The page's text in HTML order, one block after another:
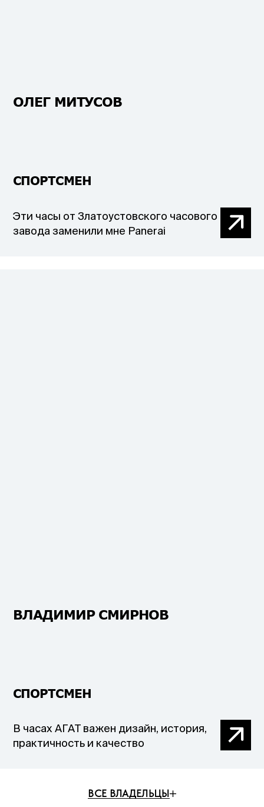
ОЛЕГ МИТУСОВ
СПОРТСМЕН
Эти часы от Златоустовского часового
завода заменили мне Panerai
ВЛАДИМИР СМИРНОВ
СПОРТСМЕН
В часах АГАТ важен дизайн, история,
практичность и качество
ВСЕ ВЛАДЕЛЬЦЫ